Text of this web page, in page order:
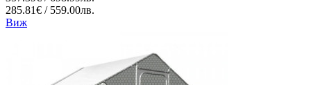
285.81€ / 559.00лв.
Виж